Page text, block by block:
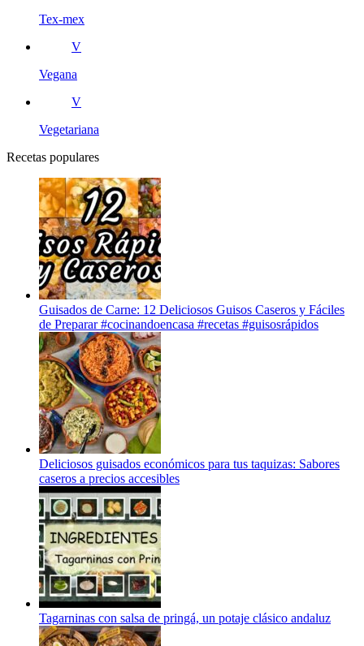
Tex-mex
V
Vegana
V
Vegetariana
Recetas populares
Guisados de Carne: 12 Deliciosos Guisos Caseros y Fáciles
de Preparar #cocinandoencasa #recetas #guisosrápidos
Deliciosos guisados económicos para tus taquizas: Sabores
caseros a precios accesibles
Tagarninas con salsa de pringá, un potaje clásico andaluz